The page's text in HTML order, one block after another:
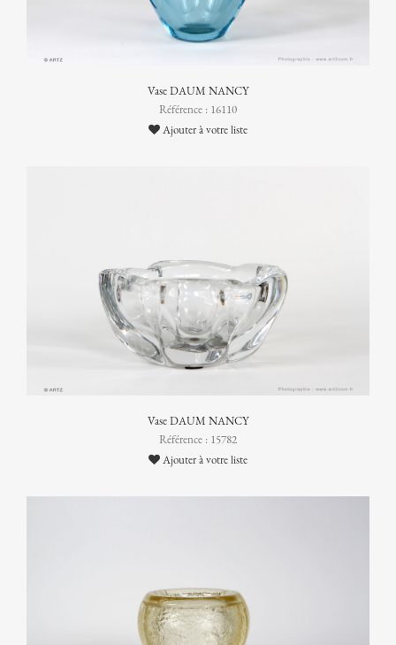
Vase DAUM NANCY
Référence : 16110
Ajouter à votre liste
Vase DAUM NANCY
Référence : 15782
Ajouter à votre liste